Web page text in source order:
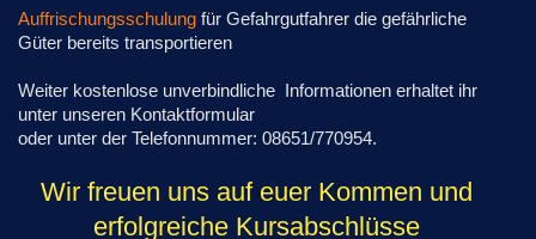
Auffrischungsschulung für Gefahrgutfahrer die gefährliche
Güter bereits transportieren
Weiter kostenlose unverbindliche Informationen erhaltet ihr
unter unseren Kontaktformular
oder unter der Telefonnummer: 08651/770954.
Wir freuen uns auf euer Kommen und
erfolgreiche Kursabschlüsse